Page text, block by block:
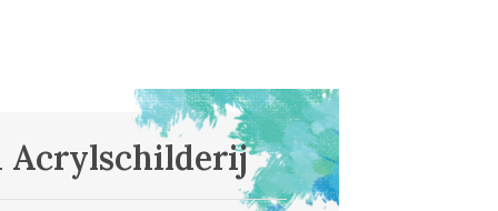
Acrylschilderij